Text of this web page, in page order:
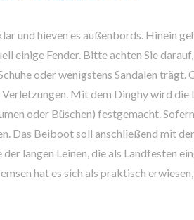
und hieven es außenbords. Hinein
einige Fender. Bitte achten Sie
oder wenigstens Sandalen trägt.
Mit dem Dinghy wird die
oder Büschen) festgemacht.
Das Beiboot soll anschließend mit
langen Leinen, die als Landfesten
hat es sich als praktisch